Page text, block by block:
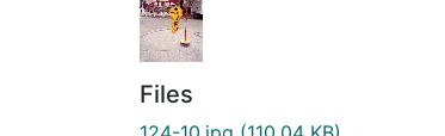
Files